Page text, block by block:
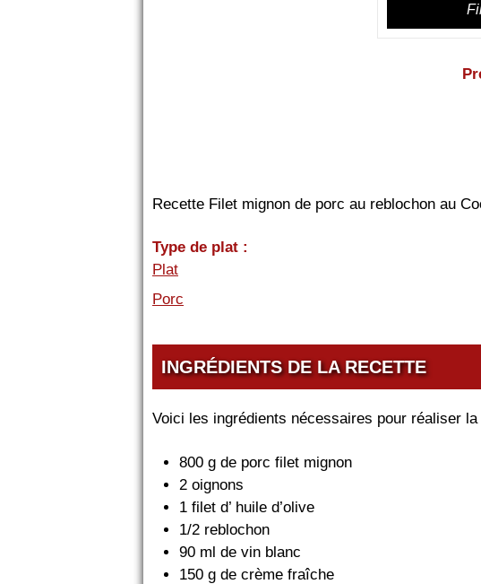
Recette Filet mignon de porc au reblochon au
Type de plat :
Plat
Porc
INGRÉDIENTS DE LA RECETTE
Voici les ingrédients nécessaires pour réaliser
800 g de porc filet mignon
2 oignons
1 filet d’ huile d’olive
1/2 reblochon
90 ml de vin blanc
150 g de crème fraîche